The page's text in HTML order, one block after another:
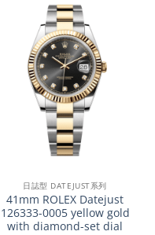
日誌型 DATEJUST系列
41mm ROLEX Datejust
126333-0005 yellow gold
with diamond-set dial